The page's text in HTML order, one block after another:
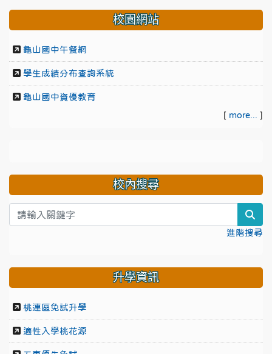
校園網站
龜山國中午餐網
學生成績分布查詢系統
龜山國中資優教育
[ more... ]
校內搜尋
進階搜尋
升學資訊
桃連區免試升學
適性入學桃花源